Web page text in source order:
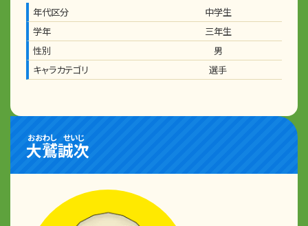
年代区分
中学生
学年
三年生
性別
男
キャラカテゴリ
選手
大鷲
おおわし
誠次
せいじ